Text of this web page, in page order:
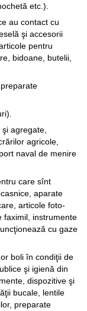
etc.).
au contact cu
şi accesorii
pentru
bidoane, butelii,
agregate,
agricole,
naval de menire
care sînt
aparate
articole foto-
faximil, instrumente
cu gaze
boli în condiţii de
şi igienă din
dispozitive şi
bucale, lentile
preparate